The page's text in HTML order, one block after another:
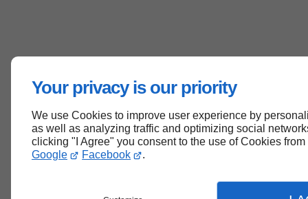
Your privacy is our priority
We use Cookies to improve user experience by
as well as analyzing traffic and optimizing social
clicking "I Agree" you consent to the use of Cookies
Google
Facebook .